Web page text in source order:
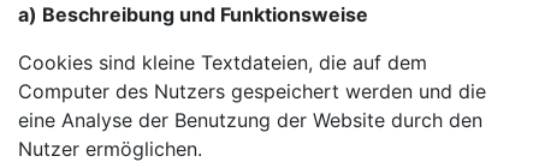
a) Beschreibung und Funktionsweise
Cookies sind kleine Textdateien, die auf dem
Computer des Nutzers gespeichert werden und die
eine Analyse der Benutzung der Website durch den
Nutzer ermöglichen.